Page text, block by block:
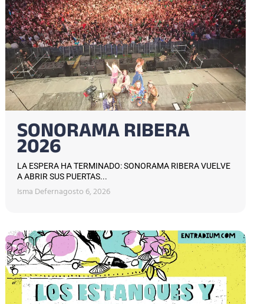
SONORAMA RIBERA
2026
LA ESPERA HA TERMINADO: SONORAMA RIBERA VUELVE
A ABRIR SUS PUERTAS...
Isma Defernagosto 6, 2026